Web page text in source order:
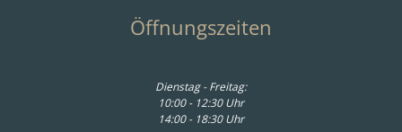
Öffnungszeiten
Dienstag - Freitag:
10:00 - 12:30 Uhr
14:00 - 18:30 Uhr